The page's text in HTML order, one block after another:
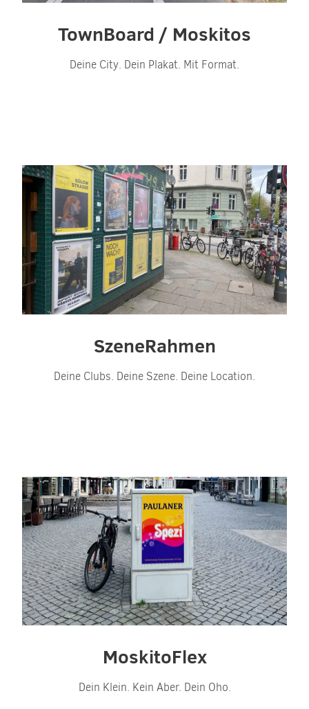
TownBoard / Moskitos
Deine City. Dein Plakat. Mit Format.
SzeneRahmen
Deine Clubs. Deine Szene. Deine Location.
MoskitoFlex
Dein Klein. Kein Aber. Dein Oho.